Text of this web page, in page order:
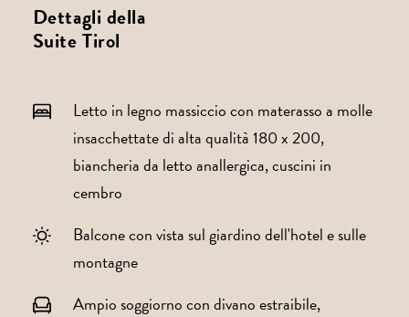
Dettagli della
Suite Tirol
Letto in legno massiccio con materasso a molle
insacchettate di alta qualità 180 x 200,
biancheria da letto anallergica, cuscini in
cembro
Balcone con vista sul giardino dell'hotel e sulle
montagne
Ampio soggiorno con divano estraibile,